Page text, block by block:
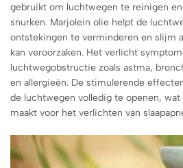
gebruikt om luchtwegen te reinigen
snurken. Marjolein olie helpt de
ontstekingen te verminderen en slijm
kan veroorzaken. Het verlicht
luchtwegobstructie zoals astma,
en allergieën. De stimulerende
de luchtwegen volledig te openen,
maakt voor het verlichten van